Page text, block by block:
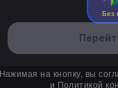
Без
Нажимая на кнопку, вы
и Политикой